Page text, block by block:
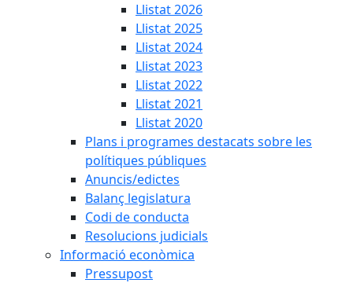
Llistat 2026
Llistat 2025
Llistat 2024
Llistat 2023
Llistat 2022
Llistat 2021
Llistat 2020
Plans i programes destacats sobre les
polítiques públiques
Anuncis/edictes
Balanç legislatura
Codi de conducta
Resolucions judicials
Informació econòmica
Pressupost